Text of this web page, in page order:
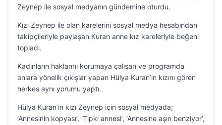
Zeynep ile sosyal medyanın gündemine oturdu.
Kızı Zeynep ile olan karelerini sosyal medya hesabından
takipçileriyle paylaşan Kuran anne kız kareleriyle beğeni
topladı.
Kadınların haklarını korumaya çalışan ve programda
onlara yönelik çıkışlar yapan Hülya Kuran’ın kızını gören
herkes aynı yorumu yaptı.
Hülya Kuran’ın kızı Zeynep için sosyal medyada;
‘Annesinin kopyası’, ‘Tıpkı annesi’, ‘Annesine aşırı benziyor’,